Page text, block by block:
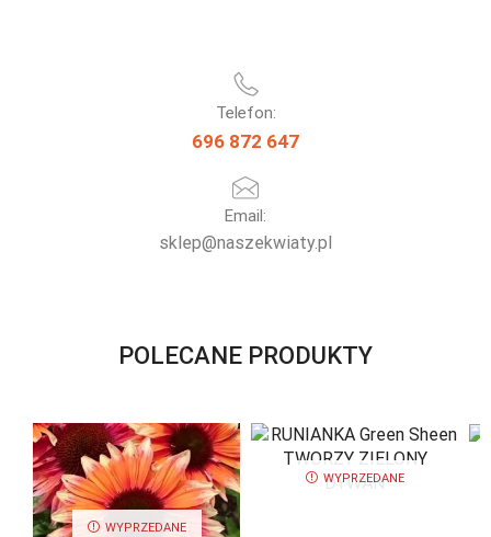
Telefon:
696 872 647
Email:
sklep@naszekwiaty.pl
POLECANE PRODUKTY
WYPRZEDANE
WYPRZEDANE